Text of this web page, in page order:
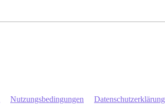
Nutzungsbedingungen Datenschutzerklärung